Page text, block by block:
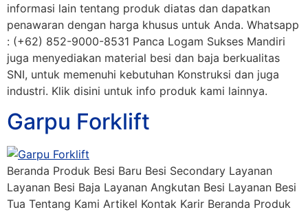
informasi lain tentang produk diatas dan dapatkan
penawaran dengan harga khusus untuk Anda. Whatsapp
: (+62) 852-9000-8531 Panca Logam Sukses Mandiri
juga menyediakan material besi dan baja berkualitas
SNI, untuk memenuhi kebutuhan Konstruksi dan juga
industri. Klik disini untuk info produk kami lainnya.
Garpu Forklift
Beranda Produk Besi Baru Besi Secondary Layanan
Layanan Besi Baja Layanan Angkutan Besi Layanan Besi
Tua Tentang Kami Artikel Kontak Karir Beranda Produk